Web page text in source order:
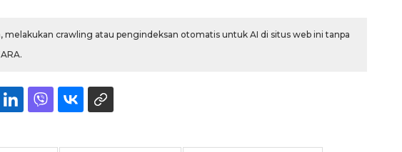
crawling atau pengindeksan otomatis untuk AI di situs web ini tanpa